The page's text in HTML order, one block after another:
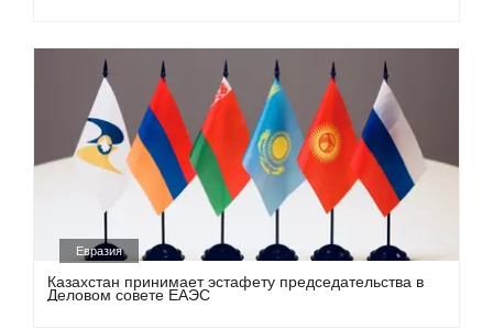
Евразия
Казахстан принимает эстафету председательства в
Деловом совете ЕАЭС